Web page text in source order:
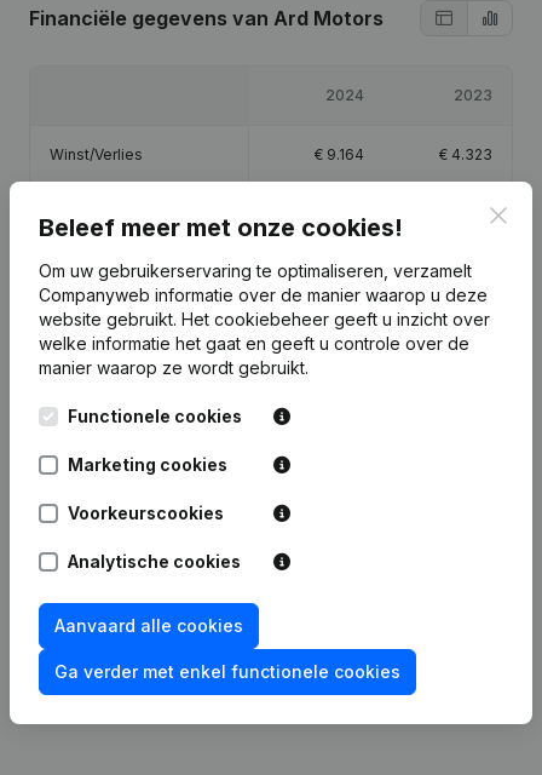
Financiële gegevens van Ard Motors
2024 2023
Winst/Verlies € 9.164 € 4.323
16.488 7.323
Brutomarge €19.020 €17.872
Publicatiesvan Ard Motors
Maatschappelijke Zetel
20-01-2022
Rubriek Oprichting (Nieuwe
Rechtspersoon, Opening Bijkantoor,
enz...)
Beleef meer met onze cookies!
Om uw gebruikerservaring te optimaliseren, verzamelt
Companyweb informatie over de manier waarop u deze
website gebruikt. Het cookiebeheer geeft u inzicht over
welke informatie het gaat en geeft u controle over de
manier waarop ze wordt gebruikt.
Functionele cookies
Marketing cookies
Voorkeurscookies
Analytische cookies
Aanvaard alle cookies
Ga verder met enkel functionele cookies